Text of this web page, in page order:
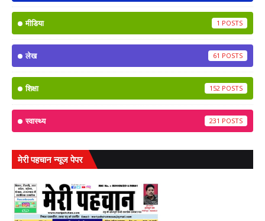
मीडिया 1
लेख 61
शिक्षा 152
स्वास्थ्य 231
मेरी पहचान न्यूज पेपर